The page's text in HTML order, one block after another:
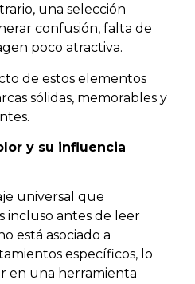
una selección
confusión, falta de
poco atractiva.
de estos elementos
sólidas, memorables y
y su influencia
universal que
incluso antes de leer
está asociado a
específicos, lo
en una herramienta